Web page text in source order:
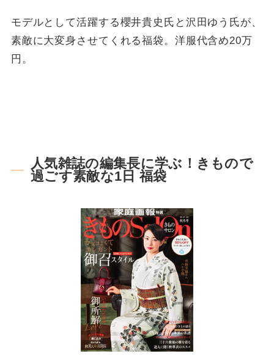
モデルとして活躍する櫻井貴史氏と沢田ゆう氏が、
素敵に大変身させてくれる福袋。洋服代含め20万
円。
人気雑誌の編集長に学ぶ！きもので
過ごす素敵な1日 福袋